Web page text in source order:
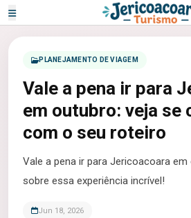
PLANEJAMENTO DE VIAGEM
Vale a pena ir para
em outubro: veja se
com o seu roteiro
Vale a pena ir para Jericoacoara
sobre essa experiência incrível!
Jun 18, 2026